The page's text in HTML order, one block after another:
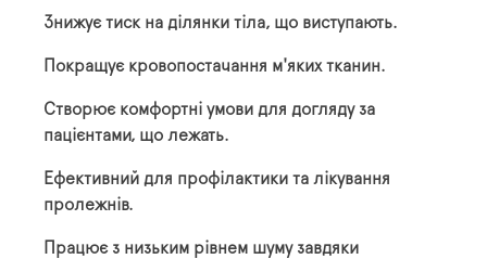
Знижує тиск на ділянки тіла, що виступають.
Покращує кровопостачання м'яких тканин.
Створює комфортні умови для догляду за
пацієнтами, що лежать.
Ефективний для профілактики та лікування
пролежнів.
Працює з низьким рівнем шуму завдяки